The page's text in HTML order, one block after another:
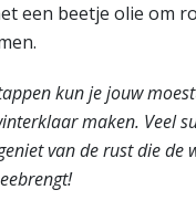
een beetje olie om
kun je jouw
maken. Veel
van de rust die de